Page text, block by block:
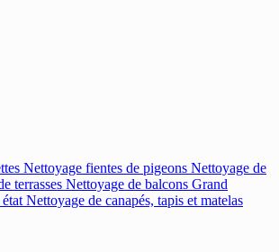
Nettoyage fientes de pigeons Nettoyage de
terrasses Nettoyage de balcons Grand
Nettoyage de canapés, tapis et matelas